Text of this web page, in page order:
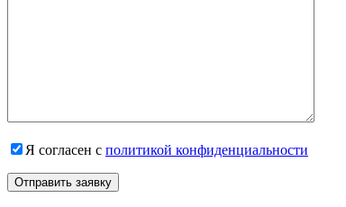
Я согласен с политикой конфиденциальности